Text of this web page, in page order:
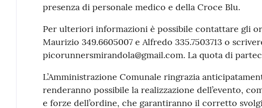
presenza di personale medico e della Croce Blu.
Per ulteriori informazioni è possibile contattare gli
Maurizio 349.6605007 e Alfredo 335.7503713 o
picorunnersmirandola@gmail.com. La quota di
L’Amministrazione Comunale ringrazia
renderanno possibile la realizzazione dell’evento,
e forze dell’ordine, che garantiranno il corretto